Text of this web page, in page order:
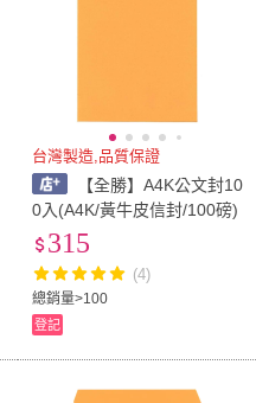
台灣製造,品質保證
【全勝】A4K公文封10
0入(A4K/黃牛皮信封/100磅)
總銷量>100
315
(4)
登記